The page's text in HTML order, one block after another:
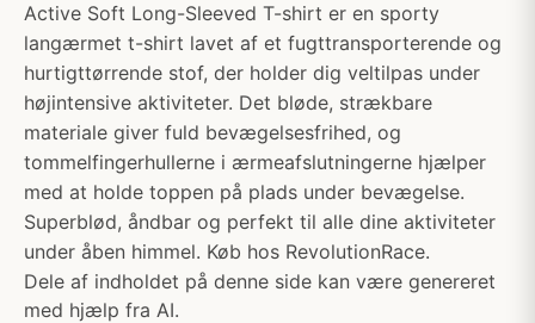
Active Soft Long-Sleeved T-shirt er en sporty
langærmet t-shirt lavet af et fugttransporterende og
hurtigttørrende stof, der holder dig veltilpas under
højintensive aktiviteter. Det bløde, strækbare
materiale giver fuld bevægelsesfrihed, og
tommelfingerhullerne i ærmeafslutningerne hjælper
med at holde toppen på plads under bevægelse.
Superblød, åndbar og perfekt til alle dine aktiviteter
under åben himmel. Køb hos RevolutionRace.
Dele af indholdet på denne side kan være genereret
med hjælp fra AI.